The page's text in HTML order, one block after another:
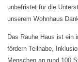
unbefristet für die
unserem Wohnhaus
Das Rauhe Haus ist ein
fördern Teilhabe,
Menschen an rund 100